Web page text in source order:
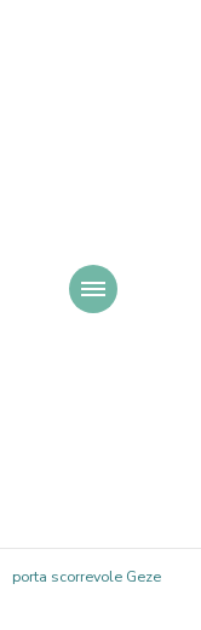
porta scorrevole Geze